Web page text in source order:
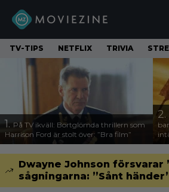
TV-TIPS NETFLIX TRIVIA
1. På TV ikväll: Bortglömda thrillern som
Harrison Ford är stolt över: ”Bra film”
2.
Dwayne Johnson försvarar
sågningarna: ”Sånt